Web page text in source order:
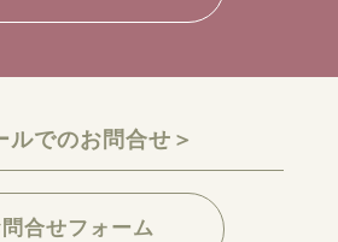
ルでのお問合せ＞
合せフォーム